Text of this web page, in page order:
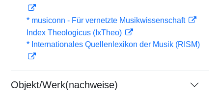
* musiconn - Für vernetzte Musikwissenschaft
Index Theologicus (IxTheo)
* Internationales Quellenlexikon der Musik (RISM)
Objekt/Werk(nachweise)